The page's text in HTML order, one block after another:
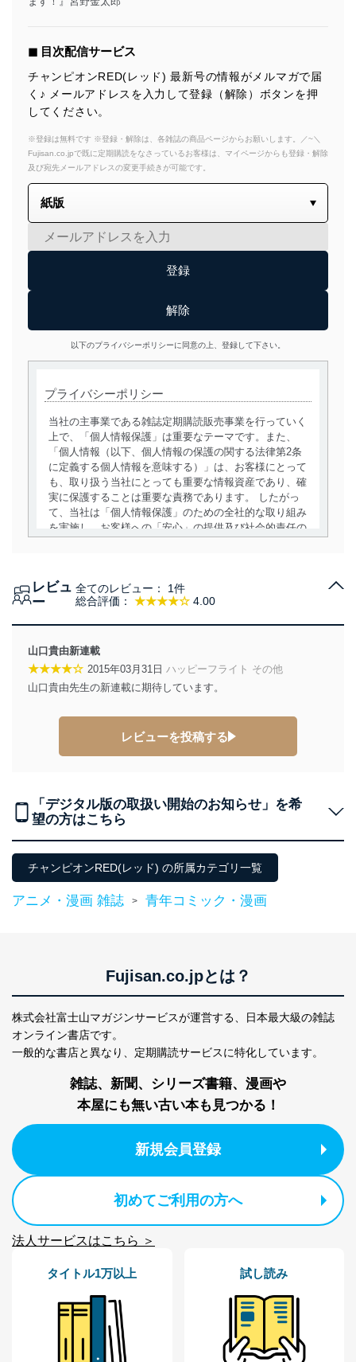
◼︎ 目次配信サービス
チャンピオンRED(レッド) 最新号の情報がメルマガで届
く♪ メールアドレスを入力して登録（解除）ボタンを押
してください。
※登録は無料です ※登録・解除は、各雑誌の商品ページからお願いします。／~＼
Fujisan.co.jpで既に定期購読をなさっているお客様は、マイページからも登録・解除
及び宛先メールアドレスの変更手続きが可能です。
以下のプライバシーポリシーに同意の上、登録して下さい。
プライバシーポリシー
当社の主事業である雑誌定期購読販売事業を行っていく
上で、「個人情報保護」は重要なテーマです。また、
「個人情報（以下、個人情報の保護の関する法律第2条
に定義する個人情報を意味する）」は、お客様にとって
も、取り扱う当社にとっても重要な情報資産であり、確
実に保護することは重要な責務であります。 したがっ
て、当社は「個人情報保護」のための全社的な取り組み
を実施し、お客様への「安心」の提供及び社会的責任の
当社は、個人情報の取得・利用・提供に際して、その利
得・利用・提供を行います。また、当社が保有している
個人情報は、同意を得ずに目的外利用、第三者への提
供・開示は行いません。当社においてはこれらの取り組
みを確実にするため、従業者等の教育を徹底してまいり
措置を講じます。
その他の規範を遵守します。また、当社の管理の仕組み
に、これらの法令及びその他の規範を常に適合させま
す。
個人情報の安全管理措置
当社は、個人情報の正確性及び安全性を確保するため
に、下記セキュリティ対策をはじめとする安全対策を実
機器を取り扱う従業者を明確化し、 個人データへ
の不要なアクセスを防止しています。
アクセス者の識別と認証
機器に標準装備されているユーザー制御機能（ユ
ーザーアカウント制御）により、個人情報データ
者を識別・認証しています。
外部からの不正アクセス等の防止
システムを最新の状態に保持しています。
ソフトウェア等を導入し、自動更新 機能等の活用
により、これを最新状態としています。
メール等により個人データの含まれるファイルを
送信する場合に、当該ファイルへのパスワードを
設定しています。
個人情報保護マネジメントシステムの継続的改善
当社は、内部監査及びマネジメントレビューの機会を通
じて、個人情報保護マネジメントシステムを継続的に改
善し、常に最良の状態を維持します。
レビュ
ー
総合評価： ★★★★☆ 4.00
全てのレビュー： 1件
山口貴由新連載
★★★★☆ 2015年03月31日 ハッピーフライト その他
山口貴由先生の新連載に期待しています。
レビューを投稿する
「デジタル版の取扱い開始のお知らせ」を希
望の方はこちら
チャンピオンRED(レッド) の所属カテゴリ一覧
アニメ・漫画 雑誌 > 青年コミック・漫画
Fujisan.co.jpとは？
株式会社富士山マガジンサービスが運営する、
日本最大級の雑誌
オンライン書店です。
一般的な書店と異なり、 定期購読サービスに特化しています。
雑誌、新聞、シリーズ書籍、漫画や
本屋にも無い古い本も見つかる！
新規会員登録
初めてご利用の方へ
法人サービスはこちら ＞
タイトル1万以上 試し読み